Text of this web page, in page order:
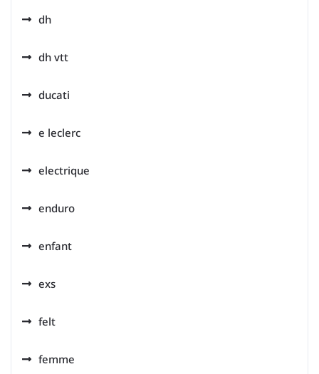
dh
dh vtt
ducati
e leclerc
electrique
enduro
enfant
exs
felt
femme